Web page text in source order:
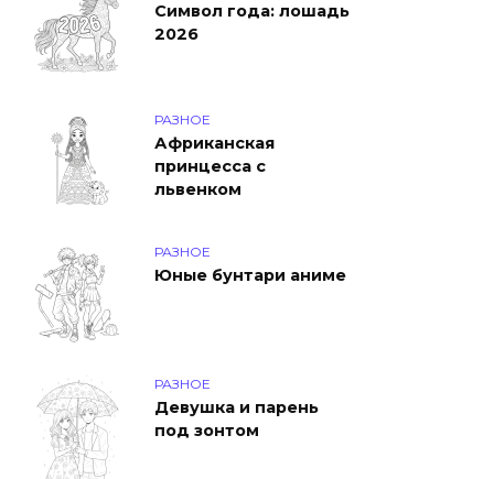
Символ года: лошадь
2026
РАЗНОЕ
Африканская
принцесса с
львенком
РАЗНОЕ
Юные бунтари аниме
РАЗНОЕ
Девушка и парень
под зонтом